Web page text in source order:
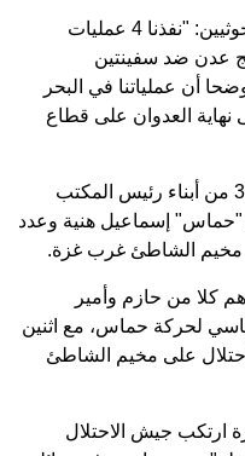
وأضاف المتحدث العسكري باسم الحوثيين: "نفذنا 4 عمليات
عدن ضد سفينتين
أن عملياتنا في البحر
نهاية العدوان على قطاع
كانت وكالة رويترز، أعلنت استشهاد 3 من أبناء رئيس المكتب
"حماس" إسماعيل هنية وعدد
الشاطئ غرب غزة.
كلا من حازم وأمير
لحركة حماس، مع اثنين
على مخيم الشاطئ
ارتكب جيش الاحتلال